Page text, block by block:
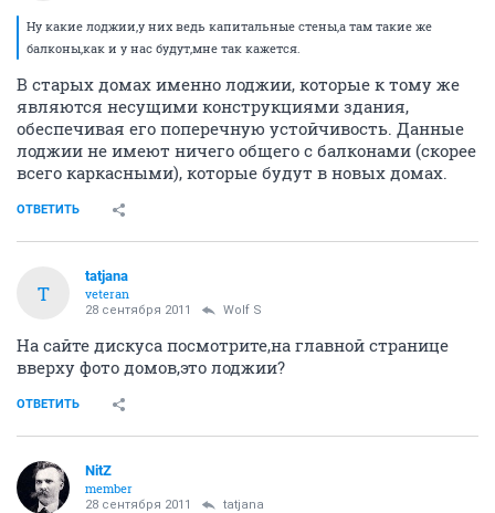
Ну какие лоджии,у них ведь капитальные стены,а там такие же
балконы,как и у нас будут,мне так кажется.
В старых домах именно лоджии, которые к тому же
являются несущими конструкциями здания,
обеспечивая его поперечную устойчивость. Данные
лоджии не имеют ничего общего с балконами (скорее
всего каркасными), которые будут в новых домах.
ОТВЕТИТЬ
T
tatjana
veteran
28 сентября 2011 Wolf S
На сайте дискуса посмотрите,на главной странице
вверху фото домов,это лоджии?
ОТВЕТИТЬ
NitZ
member
28 сентября 2011 tatjana